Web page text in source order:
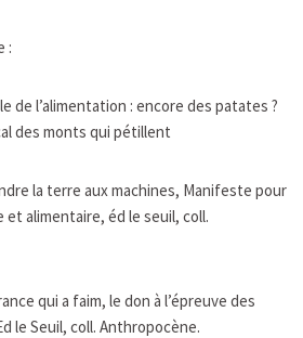
:
de l’alimentation : encore des patates ?
des monts qui pétillent
la terre aux machines, Manifeste pour
alimentaire, éd le seuil, coll.
qui a faim, le don à l’épreuve des
le Seuil, coll. Anthropocène.